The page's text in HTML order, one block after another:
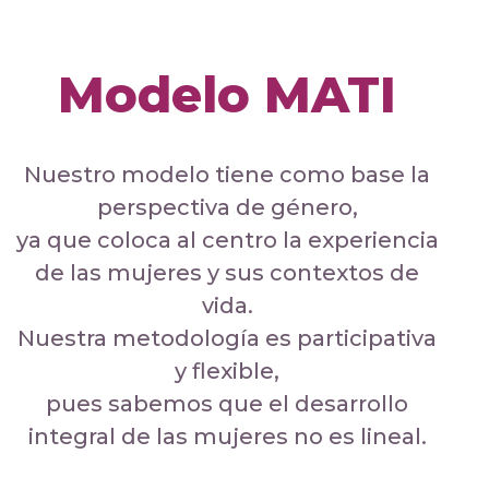
Modelo MATI
Nuestro modelo tiene como base la
perspectiva de género,
ya que coloca al centro la experiencia
de las mujeres y sus contextos de
vida.
Nuestra metodología es participativa
y flexible,
pues sabemos que el desarrollo
integral de las mujeres no es lineal.